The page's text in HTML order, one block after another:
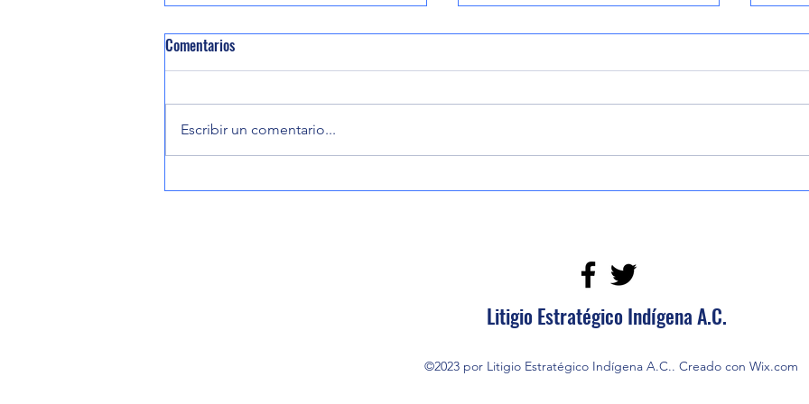
Participa Hugo Aguilar Ortiz en
Colegio de Abogados de Tuxtepec
la conmemoración
Comentarios
Escribir un comentario...
Litigio Estratégico Indígena A.C.
©2023 por Litigio Estratégico Indígena A.C.. Creado con Wix.com